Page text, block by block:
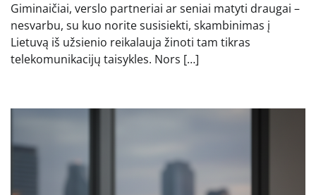
Giminaičiai, verslo partneriai ar seniai matyti draugai –
nesvarbu, su kuo norite susisiekti, skambinimas į
Lietuvą iš užsienio reikalauja žinoti tam tikras
telekomunikacijų taisykles. Nors […]